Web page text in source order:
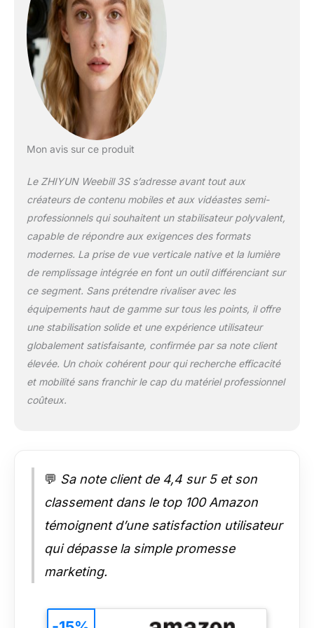
photo reflex
numériques et sans
miroir du marché,
ainsi qu’avec les
objectifs courants. [
Passage
Révolutionnaire en
verrouillage du mode
vous pouvez
désormais alterner
les modes portrait et
paysage en toute
transparence
module de fixation
rapide du Weebill 3S
gimbal, ce qui vous
permet de gagner du
temps lors de
l’installation, tout en
garantissant un
stabilisateur ajoute
une touche
professionnelle à
Dotée de la
technologie Lumen
améliorant ainsi la
Mon avis sur ce produit
Le ZHIYUN Weebill 3S s’adresse avant tout aux
créateurs de contenu mobiles et aux vidéastes semi-
professionnels qui souhaitent un stabilisateur polyvalent,
capable de répondre aux exigences des formats
modernes. La prise de vue verticale native et la lumière
de remplissage intégrée en font un outil différenciant sur
ce segment. Sans prétendre rivaliser avec les
équipements haut de gamme sur tous les points, il offre
une stabilisation solide et une expérience utilisateur
globalement satisfaisante, confirmée par sa note client
élevée. Un choix cohérent pour qui recherche efficacité
et mobilité sans franchir le cap du matériel professionnel
coûteux.
💬 Sa note client de 4,4 sur 5 et son
classement dans le top 100 Amazon
témoignent d’une satisfaction utilisateur
qui dépasse la simple promesse
marketing.